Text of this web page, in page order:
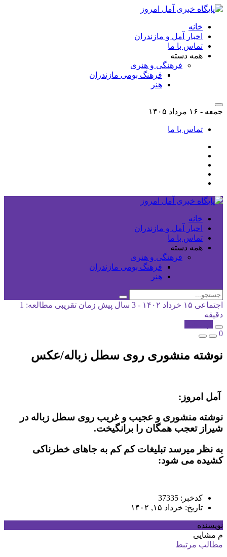
خانه
اخبار آمل و مازندران
تماس با ما
همه دسته
فرهنگی و هنری
فرهنگ بومی مازندران
هنر
جمعه - ۱۶ مرداد ۱۴۰۵
تماس با ما
خانه
اخبار آمل و مازندران
تماس با ما
همه دسته
فرهنگی و هنری
فرهنگ بومی مازندران
هنر
اجتماعی ۱۵ خرداد ۱۴۰۲ - 3 سال پیش
زمان تقریبی مطالعه: 1
دقیقه
0
نوشته منشوری روی سطل زباله/عکس
آمل امروز:
نوشته منشوری و عجیب و غریب روی سطل زباله در
شیراز تعجب همگان را برانگیخت.
به نظر میرسد تبلیغات کم کم به جاهای خطرناکی
کشیده می شود:
کدخبر: 37335
تاریخ: خرداد ۱۵, ۱۴۰۲
نویسنده
م مشایی
مطالب مرتبط